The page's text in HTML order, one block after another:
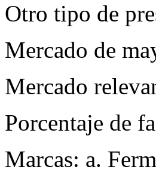
Otro tipo de
Mercado de
Mercado
Porcentaje de
Marcas: a.